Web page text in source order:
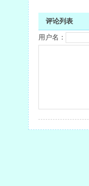
评论列表
用户名：